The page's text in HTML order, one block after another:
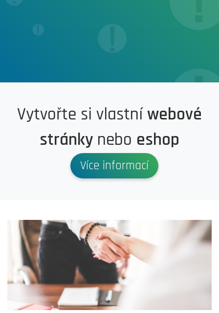
Vytvořte si vlastníwebové
stránky nebo eshop
Více informací